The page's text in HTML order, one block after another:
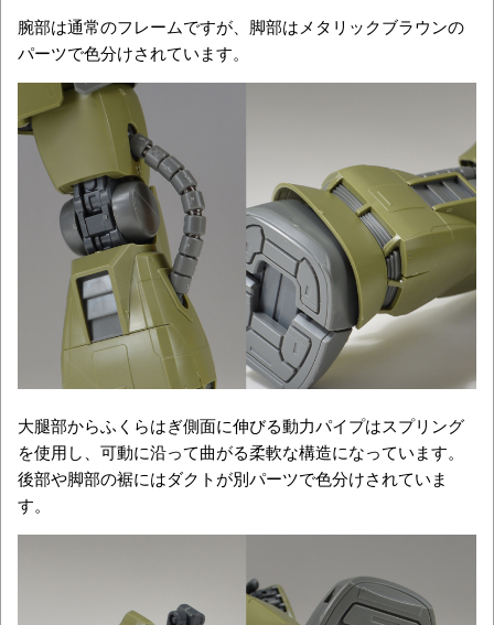
腕部は通常のフレームですが、脚部はメタリックブラウンの
パーツで色分けされています。
大腿部からふくらはぎ側面に伸びる動力パイプはスプリング
を使用し、可動に沿って曲がる柔軟な構造になっています。
後部や脚部の裾にはダクトが別パーツで色分けされていま
す。